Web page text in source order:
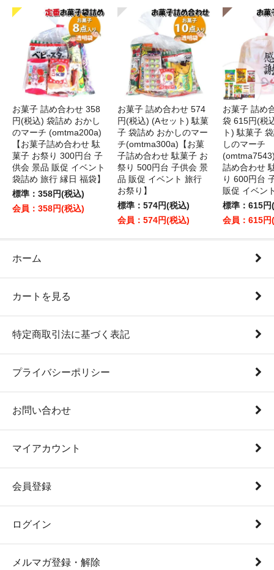
お菓子 詰め合わせ 358
円(税込) 袋詰め おかし
のマーチ (omtma200a)
【お菓子詰め合わせ 駄
菓子 お祭り 300円台 子
供会 景品 販促 イベント
袋詰め 旅行 縁日 福袋】
標準：358円(税込)
会員：358円(税込)
お菓子 詰め合わせ 574
円(税込) (Aセット) 駄菓
子 袋詰め おかしのマー
チ(omtma300a)【お菓
子詰め合わせ 駄菓子 お
祭り 500円台 子供会 景
品 販促 イベント 旅行
お祭り】
標準：574円(税込)
会員：574円(税込)
お菓子 詰め
袋 615円(税
ト) 駄菓子
しのマーチ
詰め合わせ
り 600円台
販促 イベン
標準：615円
会員：615円
ホーム
カートを見る
特定商取引法に基づく表記
プライバシーポリシー
お問い合わせ
マイアカウント
会員登録
ログイン
メルマガ登録・解除